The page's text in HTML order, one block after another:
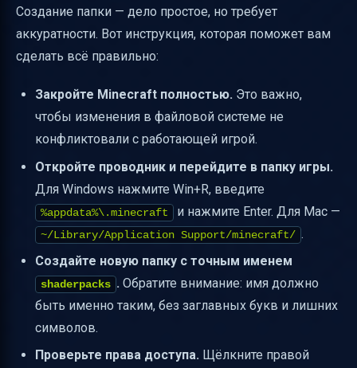
Создание папки — дело простое, но требует
аккуратности. Вот инструкция, которая поможет вам
сделать всё правильно:
Закройте Minecraft полностью. Это важно,
чтобы изменения в файловой системе не
конфликтовали с работающей игрой.
Откройте проводник и перейдите в папку игры.
Для Windows нажмите Win+R, введите
%appdata%\.minecraft и нажмите Enter. Для Mac —
~/Library/Application Support/minecraft/ .
Создайте новую папку с точным именем
shaderpacks . Обратите внимание: имя должно
быть именно таким, без заглавных букв и лишних
символов.
Проверьте права доступа. Щёлкните правой